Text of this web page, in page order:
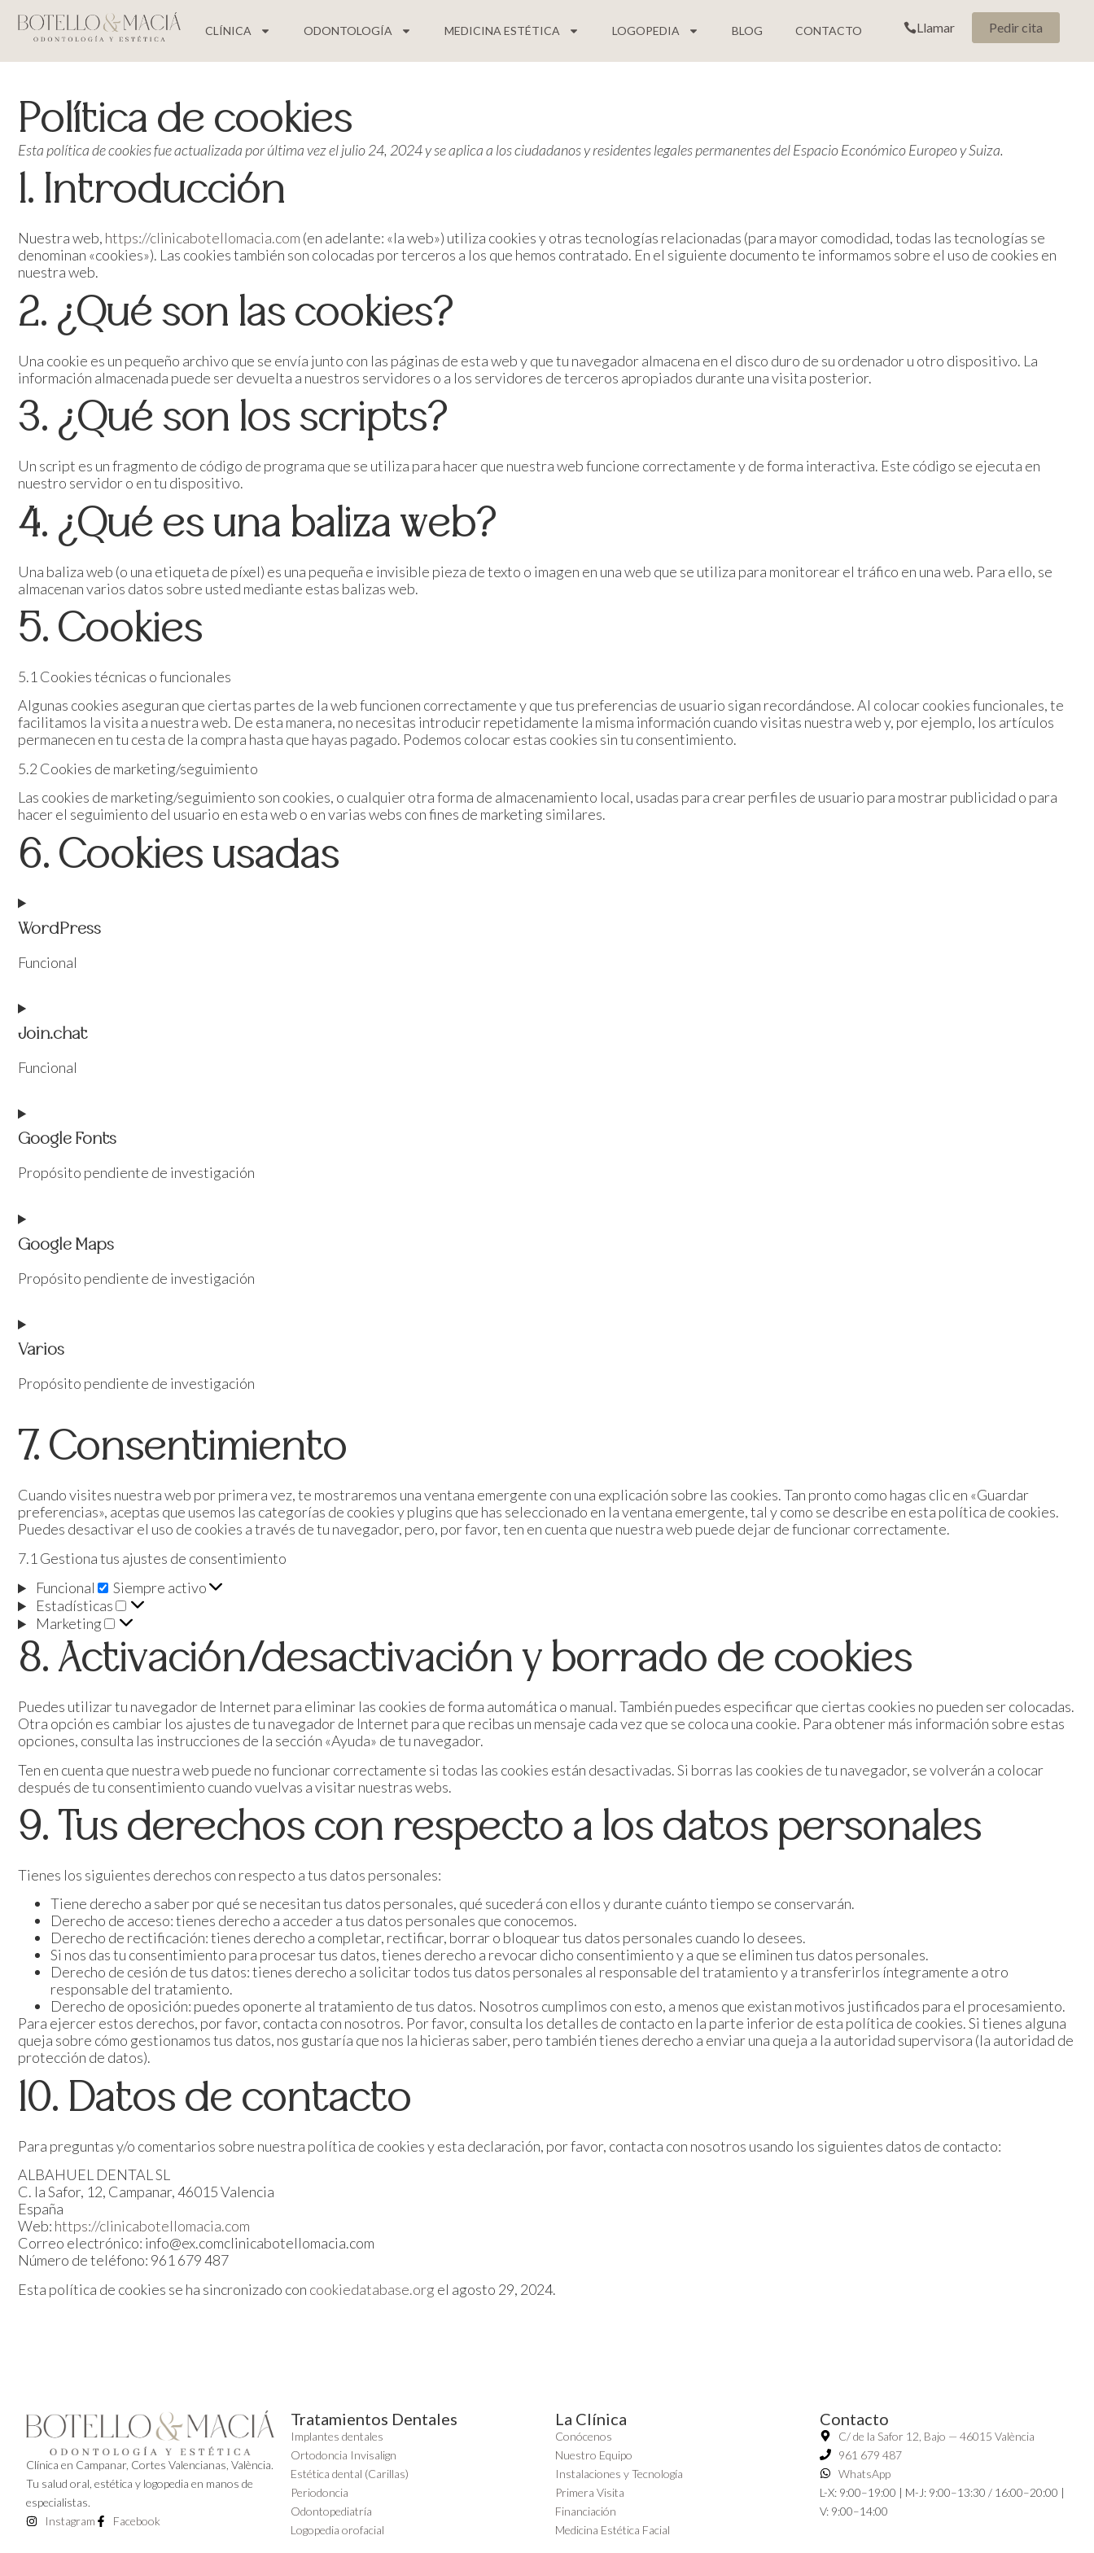
CLÍNICA ODONTOLOGÍA MEDICINA ESTÉTICA LOGOPEDIA BLOG CONTACTO Llamar Pedir cita
Política de cookies
Esta política de cookies fue actualizada por última vez el julio 24, 2024 y se aplica a los ciudadanos y residentes legales permanentes del Espacio Económico Europeo y Suiza.
1. Introducción
Nuestra web, https://clinicabotellomacia.com (en adelante: «la web») utiliza cookies y otras tecnologías relacionadas (para mayor comodidad, todas las tecnologías se
denominan «cookies»). Las cookies también son colocadas por terceros a los que hemos contratado. En el siguiente documento te informamos sobre el uso de cookies en
nuestra web.
2. ¿Qué son las cookies?
Una cookie es un pequeño archivo que se envía junto con las páginas de esta web y que tu navegador almacena en el disco duro de su ordenador u otro dispositivo. La
información almacenada puede ser devuelta a nuestros servidores o a los servidores de terceros apropiados durante una visita posterior.
3. ¿Qué son los scripts?
Un script es un fragmento de código de programa que se utiliza para hacer que nuestra web funcione correctamente y de forma interactiva. Este código se ejecuta en
nuestro servidor o en tu dispositivo.
4. ¿Qué es una baliza web?
Una baliza web (o una etiqueta de píxel) es una pequeña e invisible pieza de texto o imagen en una web que se utiliza para monitorear el tráfico en una web. Para ello, se
almacenan varios datos sobre usted mediante estas balizas web.
5. Cookies
5.1 Cookies técnicas o funcionales
Algunas cookies aseguran que ciertas partes de la web funcionen correctamente y que tus preferencias de usuario sigan recordándose. Al colocar cookies funcionales, te
facilitamos la visita a nuestra web. De esta manera, no necesitas introducir repetidamente la misma información cuando visitas nuestra web y, por ejemplo, los artículos
permanecen en tu cesta de la compra hasta que hayas pagado. Podemos colocar estas cookies sin tu consentimiento.
5.2 Cookies de marketing/seguimiento
Las cookies de marketing/seguimiento son cookies, o cualquier otra forma de almacenamiento local, usadas para crear perfiles de usuario para mostrar publicidad o para
hacer el seguimiento del usuario en esta web o en varias webs con fines de marketing similares.
6. Cookies usadas
WordPress
Funcional
Join.chat
Funcional
Google Fonts
Propósito pendiente de investigación
Google Maps
Propósito pendiente de investigación
Varios
Propósito pendiente de investigación
7. Consentimiento
Cuando visites nuestra web por primera vez, te mostraremos una ventana emergente con una explicación sobre las cookies. Tan pronto como hagas clic en «Guardar
preferencias», aceptas que usemos las categorías de cookies y plugins que has seleccionado en la ventana emergente, tal y como se describe en esta política de cookies.
Puedes desactivar el uso de cookies a través de tu navegador, pero, por favor, ten en cuenta que nuestra web puede dejar de funcionar correctamente.
7.1 Gestiona tus ajustes de consentimiento
Funcional
Siempre activo
Estadísticas
Marketing
8. Activación/desactivación y borrado de cookies
Puedes utilizar tu navegador de Internet para eliminar las cookies de forma automática o manual. También puedes especificar que ciertas cookies no pueden ser colocadas.
Otra opción es cambiar los ajustes de tu navegador de Internet para que recibas un mensaje cada vez que se coloca una cookie. Para obtener más información sobre estas
opciones, consulta las instrucciones de la sección «Ayuda» de tu navegador.
Ten en cuenta que nuestra web puede no funcionar correctamente si todas las cookies están desactivadas. Si borras las cookies de tu navegador, se volverán a colocar
después de tu consentimiento cuando vuelvas a visitar nuestras webs.
9. Tus derechos con respecto a los datos personales
Tienes los siguientes derechos con respecto a tus datos personales:
Tiene derecho a saber por qué se necesitan tus datos personales, qué sucederá con ellos y durante cuánto tiempo se conservarán.
Derecho de acceso: tienes derecho a acceder a tus datos personales que conocemos.
Derecho de rectificación: tienes derecho a completar, rectificar, borrar o bloquear tus datos personales cuando lo desees.
Si nos das tu consentimiento para procesar tus datos, tienes derecho a revocar dicho consentimiento y a que se eliminen tus datos personales.
Derecho de cesión de tus datos: tienes derecho a solicitar todos tus datos personales al responsable del tratamiento y a transferirlos íntegramente a otro
responsable del tratamiento.
Derecho de oposición: puedes oponerte al tratamiento de tus datos. Nosotros cumplimos con esto, a menos que existan motivos justificados para el procesamiento.
Para ejercer estos derechos, por favor, contacta con nosotros. Por favor, consulta los detalles de contacto en la parte inferior de esta política de cookies. Si tienes alguna
queja sobre cómo gestionamos tus datos, nos gustaría que nos la hicieras saber, pero también tienes derecho a enviar una queja a la autoridad supervisora (la autoridad de
protección de datos).
10. Datos de contacto
Para preguntas y/o comentarios sobre nuestra política de cookies y esta declaración, por favor, contacta con nosotros usando los siguientes datos de contacto:
ALBAHUEL DENTAL SL
C. la Safor, 12, Campanar, 46015 Valencia
España
Web: https://clinicabotellomacia.com
Correo electrónico: info@ex.comclinicabotellomacia.com
Número de teléfono: 961 679 487
Esta política de cookies se ha sincronizado con cookiedatabase.org el agosto 29, 2024.
Clínica en Campanar, Cortes Valencianas, València.
Tu salud oral, estética y logopedia en manos de
especialistas.
Instagram
Facebook
Tratamientos Dentales
Implantes dentales
Ortodoncia Invisalign
Estética dental (Carillas)
Periodoncia
Odontopediatría
Logopedia orofacial
La Clínica
Conócenos
Nuestro Equipo
Instalaciones y Tecnología
Primera Visita
Financiación
Medicina Estética Facial
Contacto
C/ de la Safor 12, Bajo — 46015 València
961 679 487
WhatsApp
L-X: 9:00–19:00 | M-J: 9:00–13:30 / 16:00–20:00 |
V: 9:00–14:00